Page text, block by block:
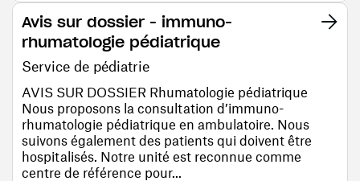
Avis sur dossier - immuno-
rhumatologie pédiatrique
Service de pédiatrie
AVIS SUR DOSSIER Rhumatologie pédiatrique
Nous proposons la consultation d’immuno-
rhumatologie pédiatrique en ambulatoire. Nous
suivons également des patients qui doivent être
hospitalisés. Notre unité est reconnue comme
centre de référence pour...